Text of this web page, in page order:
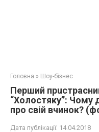
Головна » Шоу-бізнес
Перший
“Холостяку”: Чому
про свій вчинок?
Дата публікації: 14.04.2018